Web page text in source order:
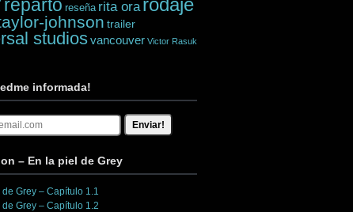
reparto reseña rita ora rodaje
johnson trailer
studiosvancouver Victor Rasuk
informada!
– En la piel de Grey
de Grey – Capítulo 1.1
de Grey – Capítulo 1.2